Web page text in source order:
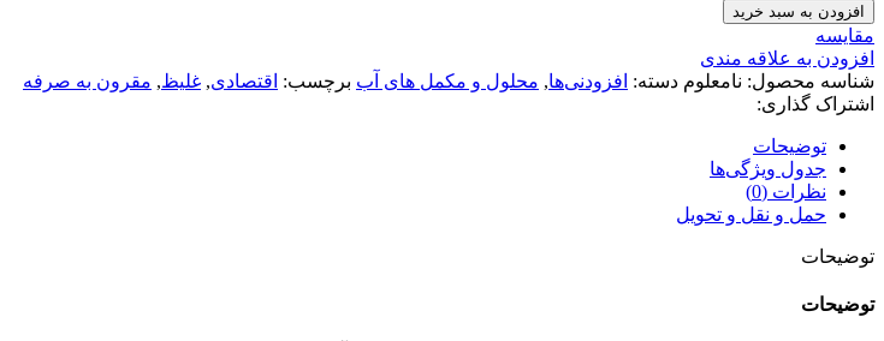
افزودن به سبد خرید
مقايسه
افزودن به علاقه مندی
شناسه محصول: نامعلوم دسته: افزودنی‌ها, محلول و مکمل های آب برچسب: اقتصادی, غلیظ, مقرون به صرفه
اشتراک گذاری:
توضیحات
جدول ویژگی‌ها
نظرات (0)
حمل و نقل و تحویل
توضیحات
توضیحات